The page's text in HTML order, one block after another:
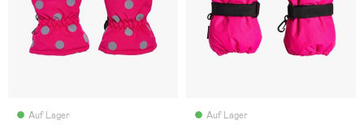
Auf Lager Auf Lager